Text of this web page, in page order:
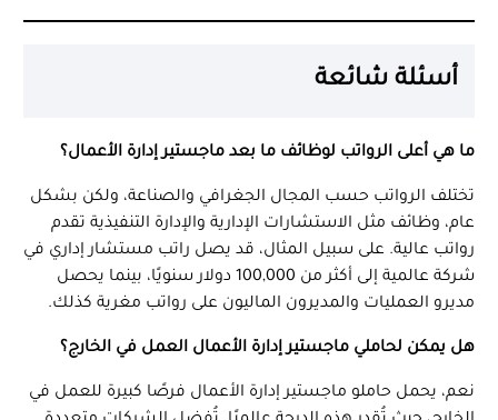
أسئلة شائعة
ما هي أعلى الرواتب لوظائف ما بعد ماجستير إدارة الأعمال؟
تختلف الرواتب حسب المجال الجغرافي والصناعة، ولكن بشكل
عام، وظائف مثل الاستشارات الإدارية والإدارة التنفيذية تقدم
رواتب عالية. على سبيل المثال، قد يصل راتب مستشار إداري في
شركة عالمية إلى أكثر من 100,000 دولار سنويًا، بينما يحصل
مديرو العمليات والمديرون الماليون على رواتب مغرية كذلك.
هل يمكن لحاملي ماجستير إدارة الأعمال العمل في الخارج؟
نعم، يحمل حاملو ماجستير إدارة الأعمال فرصًا كبيرة للعمل في